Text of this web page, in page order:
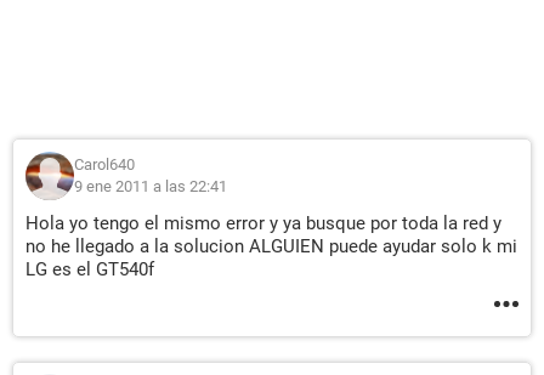
Carol640
9 ene 2011 a las 22:41
Hola yo tengo el mismo error y ya busque por toda la red y
no he llegado a la solucion ALGUIEN puede ayudar solo k mi
LG es el GT540f